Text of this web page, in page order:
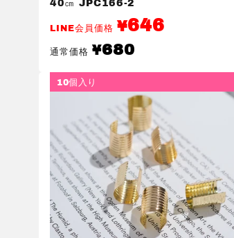
40㎝ JPC166-2
LINE会員価格 ¥646
通常価格
通
常
格
¥680
10個入り